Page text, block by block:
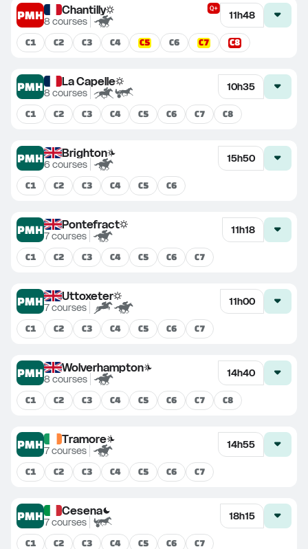
PMH Chantilly
8 courses 11h48
C1 C2 C3 C4 C5 C6 C7 C8
PMH La Capelle
8 courses 10h35
C1 C2 C3 C4 C5 C6 C7 C8
PMH Brighton
6 courses 15h50
C1 C2 C3 C4 C5 C6
PMH Pontefract
7courses 11h18
C1 C2 C3 C4 C5 C6 C7
PMH Uttoxeter
7courses 11h00
C1 C2 C3 C4 C5 C6 C7
PMH Wolverhampton
8 courses 14h40
C1 C2 C3 C4 C5 C6 C7 C8
PMH Tramore
7courses 14h55
C1 C2 C3 C4 C5 C6 C7
PMH Cesena
7courses 18h15
C1 C2 C3 C4 C5 C6 C7